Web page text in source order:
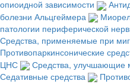
опиоидной зависимости
болезни Альцгеймера
патологии периферической
Средства, применяемые при
Противопаркинсонические
ЦНС
Средства, улучшающие
Седативные средства